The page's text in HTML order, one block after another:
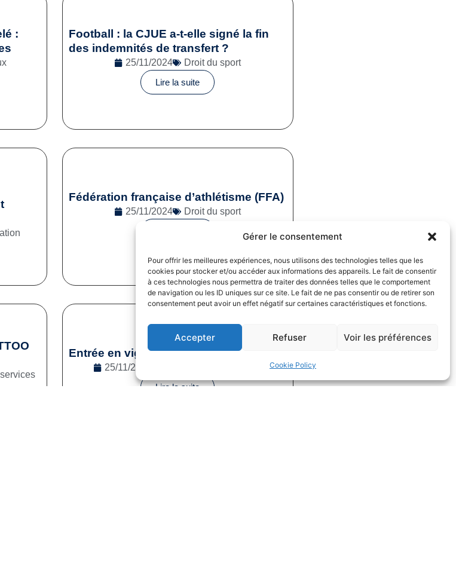
Gérer le consentement
Pour offrir les meilleures expériences, nous utilisons des technologies telles que les
cookies pour stocker et/ou accéder aux informations des appareils. Le fait de consentir
à ces technologies nous permettra de traiter des données telles que le comportement
de navigation ou les ID uniques sur ce site. Le fait de ne pas consentir ou de retirer son
consentement peut avoir un effet négatif sur certaines caractéristiques et fonctions.
Accepter Refuser Voir les préférences
Cookie Policy
:
Football : la CJUE a-t-elle signé la fin
des indemnités de transfert ?
25/11/2024
Droit du sport
Lire la suite
Fédération française d’athlétisme (FFA)
25/11/2024
Droit du sport
Entrée en vigueur de la loi Égalim 3
25/11/2024
Lire la suite